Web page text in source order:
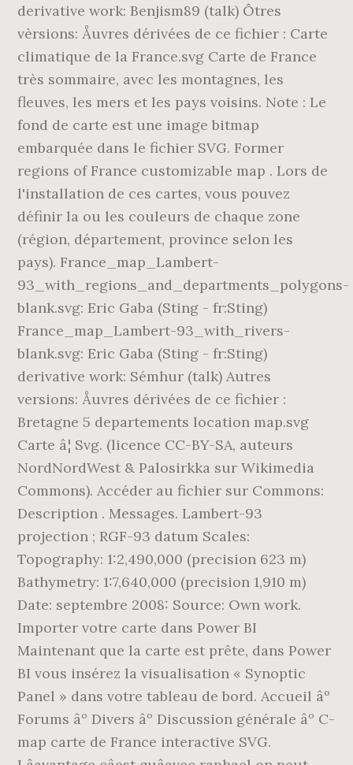
derivative work: Benjism89 (talk) Ôtres
vèrsions: Åuvres dérivées de ce fichier : Carte
climatique de la France.svg Carte de France
très sommaire, avec les montagnes, les
fleuves, les mers et les pays voisins. Note : Le
fond de carte est une image bitmap
embarquée dans le fichier SVG. Former
regions of France customizable map . Lors de
l'installation de ces cartes, vous pouvez
définir la ou les couleurs de chaque zone
(région, département, province selon les
pays). France_map_Lambert-
93_with_regions_and_departments_polygons-
blank.svg: Eric Gaba (Sting - fr:Sting)
France_map_Lambert-93_with_rivers-
blank.svg: Eric Gaba (Sting - fr:Sting)
derivative work: Sémhur (talk) Autres
versions: Åuvres dérivées de ce fichier :
Bretagne 5 departements location map.svg
Carte â¦ Svg. (licence CC-BY-SA, auteurs
NordNordWest & Palosirkka sur Wikimedia
Commons). Accéder au fichier sur Commons:
Description . Messages. Lambert-93
projection ; RGF-93 datum Scales:
Topography: 1:2,490,000 (precision 623 m)
Bathymetry: 1:7,640,000 (precision 1,910 m)
Date: septembre 2008: Source: Own work.
Importer votre carte dans Power BI
Maintenant que la carte est prête, dans Power
BI vous insérez la visualisation « Synoptic
Panel » dans votre tableau de bord. Accueil âº
Forums âº Divers âº Discussion générale âº C-
map carte de France interactive SVG.